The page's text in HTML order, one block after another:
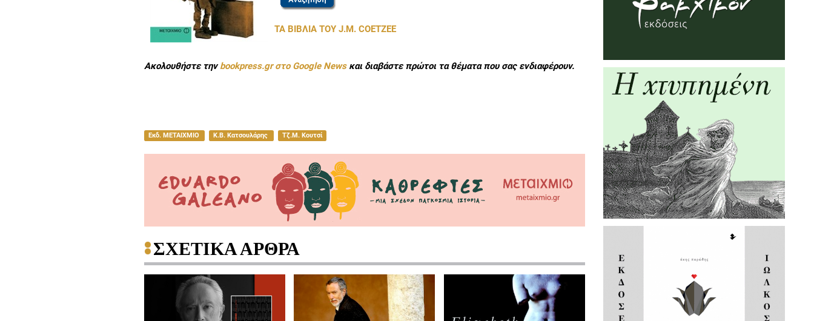
ΤΑ ΒΙΒΛΙΑ ΤΟΥ J.M. COETZEE
Ακολουθήστε τηνbookpress.gr στο Google Newsκαι διαβάστε πρώτοι τα θέματα που σας ενδιαφέρουν.
Εκδ. ΜΕΤΑΙΧΜΙΟ Κ.Β. Κατσουλάρης Τζ.Μ. Κουτσί
ΣΧΕΤΙΚΑ ΑΡΘΡΑ